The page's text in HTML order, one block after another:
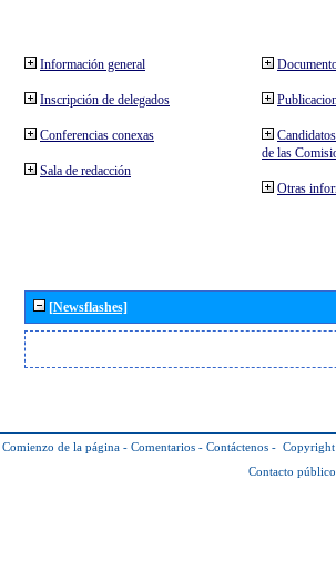
Información general
Inscripción de delegados
Conferencias conexas
Sala de redacción
de las
Otras
[Newsflashes]
Comienzo de la página - Comentarios - Contáctenos -
Contacto